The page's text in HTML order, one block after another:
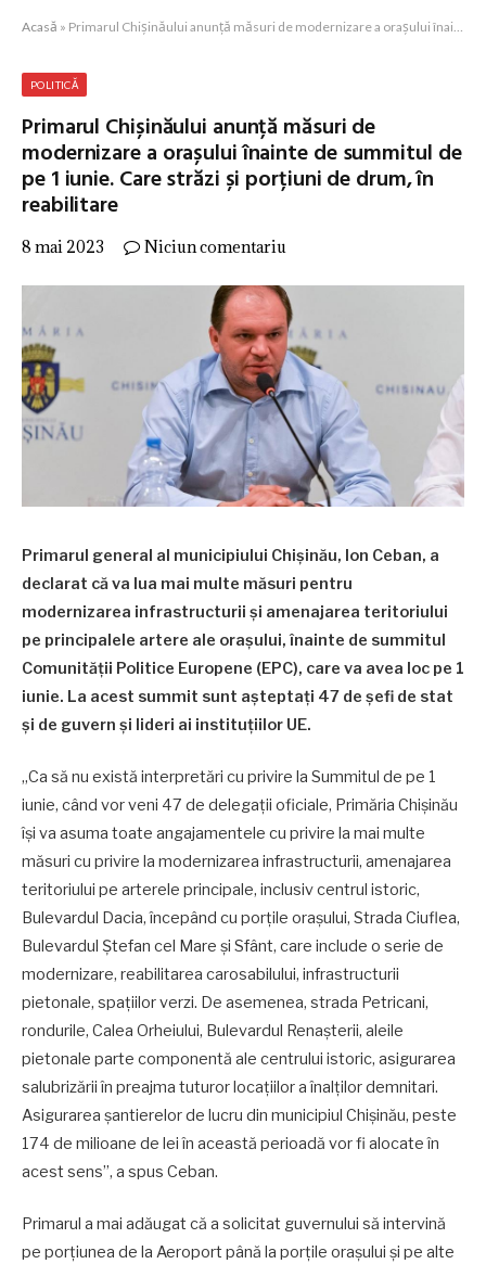
Acasă » Primarul Chișinăului anunță măsuri de modernizare a orașului înainte de summitul de pe 1 iunie. Care străzi și porțiuni de drum, în reabilitare
POLITICĂ
Primarul Chișinăului anunță măsuri de
modernizare a orașului înainte de summitul de
pe 1 iunie. Care străzi și porțiuni de drum, în
reabilitare
8 mai 2023 Niciun comentariu
Primarul general al municipiului Chișinău, Ion Ceban, a
declarat că va lua mai multe măsuri pentru
modernizarea infrastructurii și amenajarea teritoriului
pe principalele artere ale orașului, înainte de summitul
Comunității Politice Europene (EPC), care va avea loc pe 1
iunie. La acest summit sunt așteptați 47 de șefi de stat
și de guvern și lideri ai instituțiilor UE.
„Ca să nu există interpretări cu privire la Summitul de pe 1
iunie, când vor veni 47 de delegații oficiale, Primăria Chișinău
își va asuma toate angajamentele cu privire la mai multe
măsuri cu privire la modernizarea infrastructurii, amenajarea
teritoriului pe arterele principale, inclusiv centrul istoric,
Bulevardul Dacia, începând cu porțile orașului, Strada Ciuflea,
Bulevardul Ștefan cel Mare și Sfânt, care include o serie de
modernizare, reabilitarea carosabilului, infrastructurii
pietonale, spațiilor verzi. De asemenea, strada Petricani,
rondurile, Calea Orheiului, Bulevardul Renașterii, aleile
pietonale parte componentă ale centrului istoric, asigurarea
salubrizării în preajma tuturor locațiilor a înalților demnitari.
Asigurarea șantierelor de lucru din municipiul Chișinău, peste
174 de milioane de lei în această perioadă vor fi alocate în
acest sens”, a spus Ceban.
Primarul a mai adăugat că a solicitat guvernului să intervină
pe porțiunea de la Aeroport până la porțile orașului și pe alte